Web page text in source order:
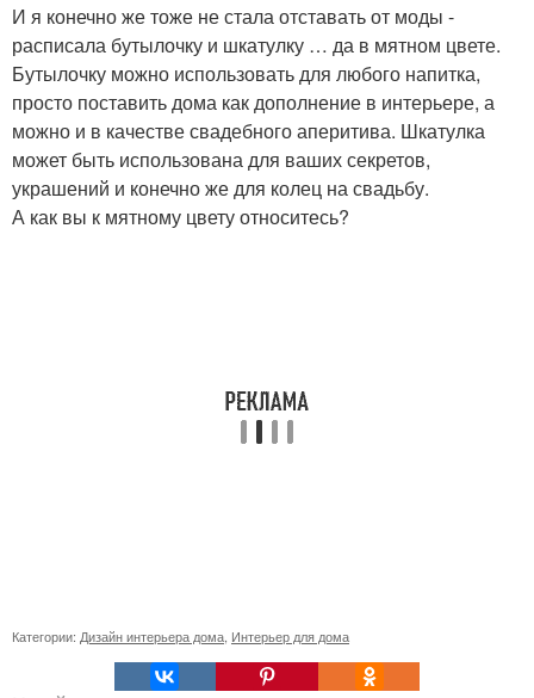
И я конечно же тоже не стала отставать от моды -
расписала бутылочку и шкатулку … да в мятном цвете.
Бутылочку можно использовать для любого напитка,
просто поставить дома как дополнение в интерьере, а
можно и в качестве свадебного аперитива. Шкатулка
может быть использована для ваших секретов,
украшений и конечно же для колец на свадьбу.
А как вы к мятному цвету относитесь?
Категории: Дизайн интерьера дома Интерьер для дома